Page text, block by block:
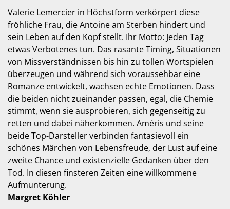
Valerie Lemercier in Höchstform verkörpert diese
fröhliche Frau, die Antoine am Sterben hindert und
sein Leben auf den Kopf stellt. Ihr Motto: Jeden Tag
etwas Verbotenes tun. Das rasante Timing, Situationen
von Missverständnissen bis hin zu tollen Wortspielen
überzeugen und während sich voraussehbar eine
Romanze entwickelt, wachsen echte Emotionen. Dass
die beiden nicht zueinander passen, egal, die Chemie
stimmt, wenn sie ausprobieren, sich gegenseitig zu
retten und dabei näherkommen. Améris und seine
beide Top-Darsteller verbinden fantasievoll ein
schönes Märchen von Lebensfreude, der Lust auf eine
zweite Chance und existenzielle Gedanken über den
Tod. In diesen finsteren Zeiten eine willkommene
Aufmunterung.
Margret Köhler